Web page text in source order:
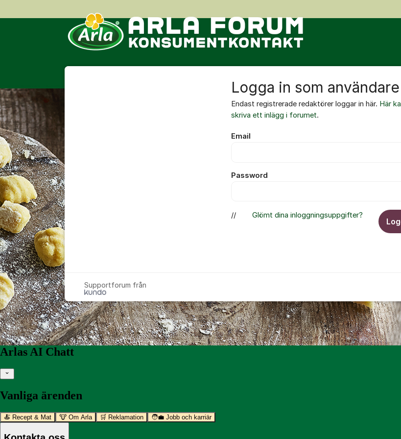
Logga in som användare
Endast registrerade redaktörer loggar in här. Här
skriva ett inlägg i forumet.
Email
Password
Glömt dina inloggningsuppgifter?
//
Supportforum från